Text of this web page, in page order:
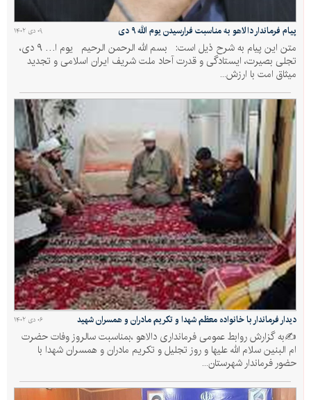
۰۹ دی ۱۴۰۲ پیام فرماندار دالاهو به مناسبت فرارسیدن یوم الله ۹ دی
متن این پیام به شرح ذیل است: بسم الله الرحمن الرحیم یوم ا… ۹ دی،
تجلی بصیرت، ایستادگی و قدرت آحاد ملت شریف ایران اسلامی و تجدید
میثاق امت با ارزش...
۰۶ دی ۱۴۰۲ دیدار فرماندار با خانواده معظم شهدا و تکریم مادران و همسران شهید
✍به گزارش روابط عمومی فرمانداری دالاهو ،بمناسبت سالروز وفات حضرت
ام البنین سلام الله علیها و روز تجلیل و تکریم مادران و همسران شهدا با
حضور فرماندار شهرستان...